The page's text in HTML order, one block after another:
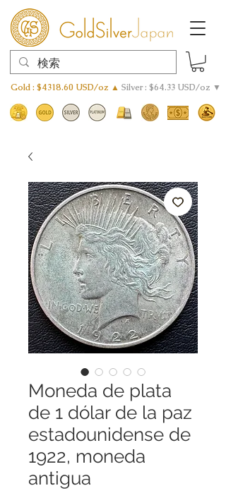
Gold : $4318.60 USD/oz ▲ Silver : $64.33 USD/oz ▼
Moneda de plata
de 1 dólar de la paz
estadounidense de
1922, moneda
antigua